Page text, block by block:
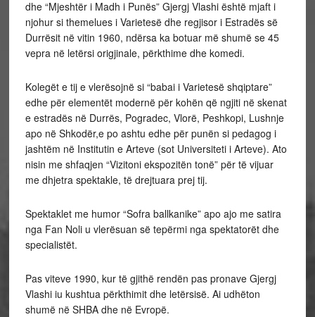
dhe “Mjeshtër i Madh i Punës” Gjergj Vlashi është mjaft i
njohur si themelues i Varietesë dhe regjisor i Estradës së
Durrësit në vitin 1960, ndërsa ka botuar më shumë se 45
vepra në letërsi origjinale, përkthime dhe komedi.
Kolegët e tij e vlerësojnë si “babai i Varietesë shqiptare”
edhe për elementët modernë për kohën që ngjiti në skenat
e estradës në Durrës, Pogradec, Vlorë, Peshkopi, Lushnje
apo në Shkodër,e po ashtu edhe për punën si pedagog i
jashtëm në Institutin e Arteve (sot Universiteti i Arteve). Ato
nisin me shfaqjen “Vizitoni ekspozitën tonë” për të vijuar
me dhjetra spektakle, të drejtuara prej tij.
Spektaklet me humor “Sofra ballkanike” apo ajo me satira
nga Fan Noli u vlerësuan së tepërmi nga spektatorët dhe
specialistët.
Pas viteve 1990, kur të gjithë rendën pas pronave Gjergj
Vlashi iu kushtua përkthimit dhe letërsisë. Ai udhëton
shumë në SHBA dhe në Evropë.